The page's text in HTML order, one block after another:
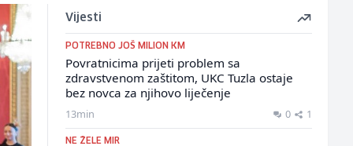
Vijesti
POTREBNO JOŠ MILION KM
Povratnicima prijeti problem sa
zdravstvenom zaštitom, UKC Tuzla ostaje
bez novca za njihovo liječenje
13min 0 1
NE ŽELE MIR